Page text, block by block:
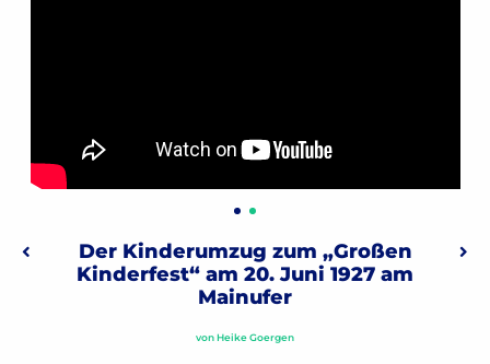
Beitragsnavigation
Vorheriger: „Aschaffenburg im Zeitalter der Extreme“: Ein
Der Kinderumzug zum „Großen
Kinderfest“ am 20. Juni 1927 am
Mainufer
vonHeike Goergen